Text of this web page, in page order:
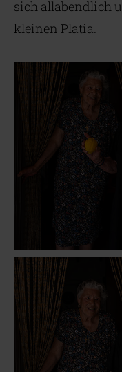
sich allabendlich
kleinen Platia.